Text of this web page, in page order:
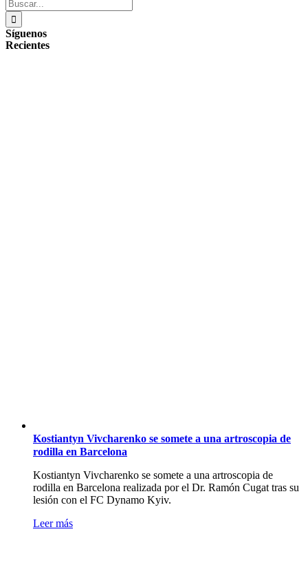
Síguenos
Recientes
Kostiantyn Vivcharenko se somete a una artroscopia de
rodilla en Barcelona
Kostiantyn Vivcharenko se somete a una artroscopia de
rodilla en Barcelona realizada por el Dr. Ramón Cugat tras su
lesión con el FC Dynamo Kyiv.
Leer más